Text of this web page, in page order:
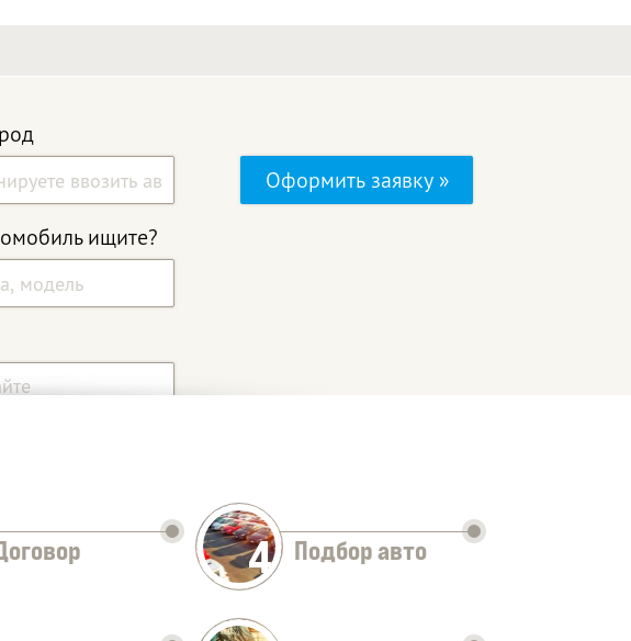
ищите?
Оформить заявку »
4 Подбор авто